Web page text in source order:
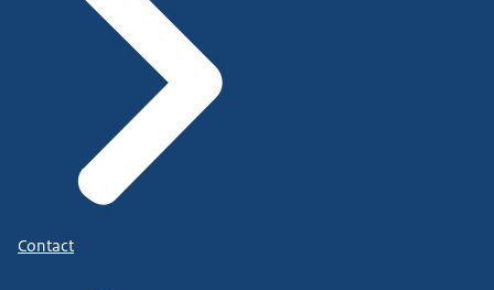
Contact